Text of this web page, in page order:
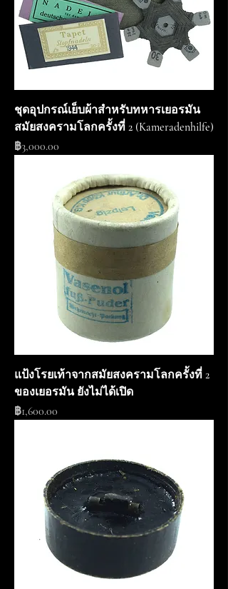
ชุดอุปกรณ์เย็บผ้าสำหรับทหารเยอรมัน
สมัยสงครามโลกครั้งที่ 2 (Kameradenhilfe)
ราคา
฿3,000.00
แป้งโรยเท้าจากสมัยสงครามโลกครั้งที่ 2
ของเยอรมัน ยังไม่ได้เปิด
ราคา
฿1,600.00